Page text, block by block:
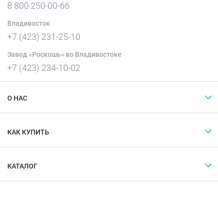
8 800 250-00-66
Владивосток
+7 (423) 231-25-10
Завод «Роскошь» во Владивостоке
+7 (423) 234-10-02
О НАС
КАК КУПИТЬ
КАТАЛОГ